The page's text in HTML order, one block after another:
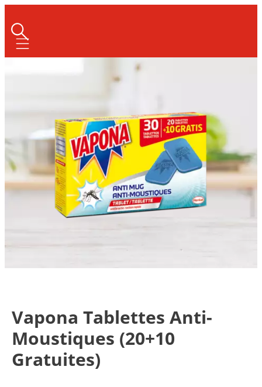
Mobile navigation
Vapona Tablettes Anti-
Moustiques (20+10
Gratuites)